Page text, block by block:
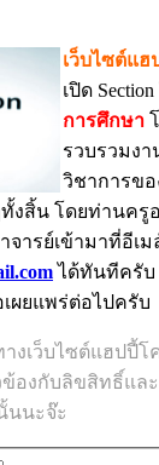
เว็บไซต์แ
เปิด
การศึกษา
รวบรวมงา
วิชาการขอ
งสิ้น โดยท่านครู
จารย์เข้ามาที่อีเม
ได้ทันทีครับ
เผยแพร่ต่อไปครับ
งเว็บไซต์แฮปปี้โ
ข้องกับลิขสิทธิ์แล
นนะจ๊ะ